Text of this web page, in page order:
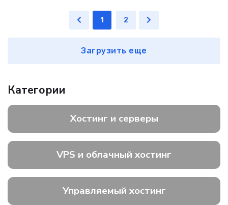
1 2
Загрузить еще
Категории
Хостинг и серверы
VPS и облачный хостинг
Управляемый хостинг